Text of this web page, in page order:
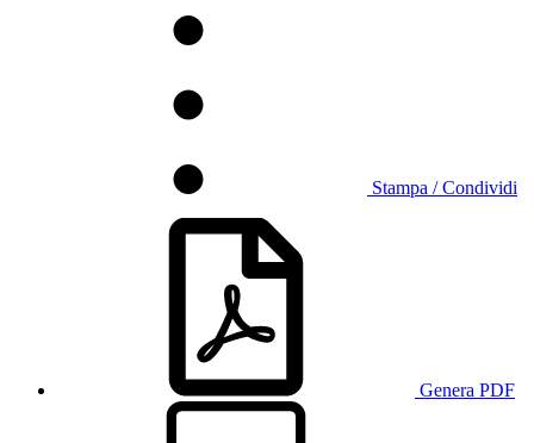
Stampa / Condividi
Genera PDF